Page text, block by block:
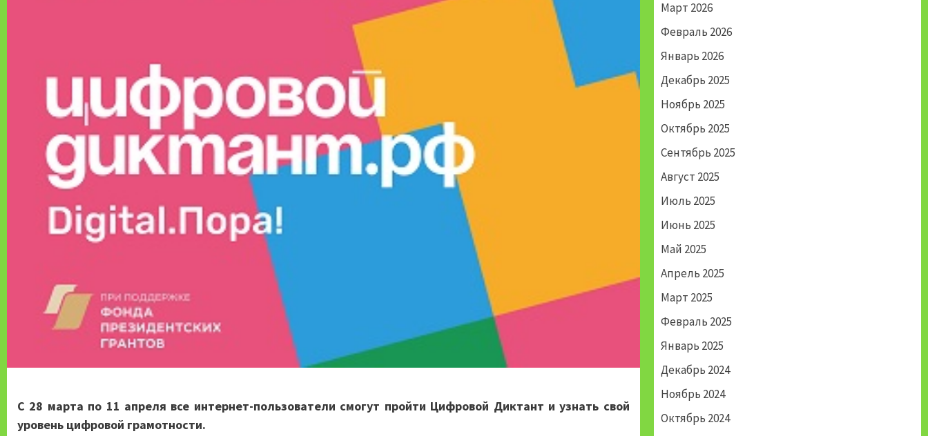
С 28 марта по 11 апреля все интернет-пользователи смогут пройти Цифровой Диктант и узнать свой
уровень цифровой грамотности.
Март 2026
Февраль 2026
Январь 2026
Декабрь 2025
Ноябрь 2025
Октябрь 2025
Сентябрь 2025
Август 2025
Июль 2025
Июнь 2025
Май 2025
Апрель 2025
Март 2025
Февраль 2025
Январь 2025
Декабрь 2024
Ноябрь 2024
Октябрь 2024